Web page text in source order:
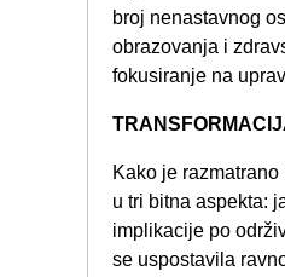
broj nenastavnog
obrazovanja i
fokusiranje na
Kako je
u tri bitna aspekta:
implikacije po
se uspostavila